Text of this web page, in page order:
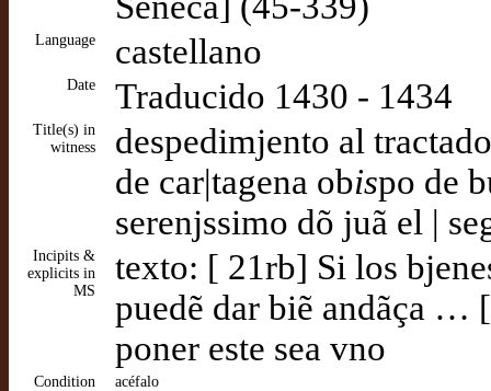
Language castellano
Date Traducido 1430 - 1434
Title(s) in
witness
despedimjento al
de car|tagena obispo de
serenjssimo dõ juã el |
Incipits &
explicits in
MS
texto: [ 21rb] Si los
puedẽ dar biẽ andãça …
poner este sea vno
Condition
acéfalo